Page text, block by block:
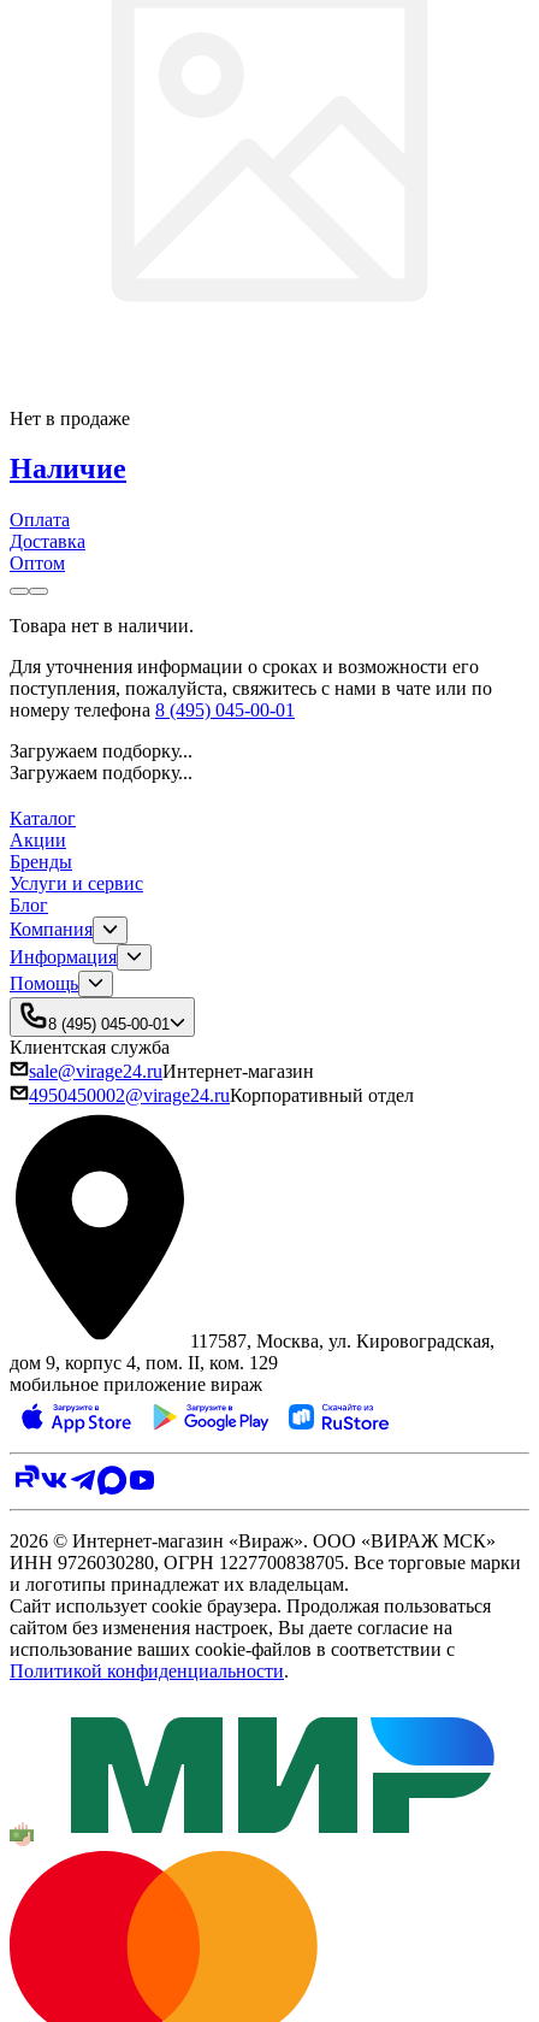
Нет в продаже
Наличие
Оплата
Доставка
Оптом
Товара нет в наличии.
Для уточнения информации о сроках и возможности его
поступления, пожалуйста, свяжитесь с нами в чате или по
номеру телефона 8 (495) 045-00-01
Загружаем подборку...
Загружаем подборку...
Каталог
Акции
Бренды
Услуги и сервис
Блог
Компания
Информация
Помощь
8 (495) 045-00-01
Клиентская служба
sale@virage24.ruИнтернет-магазин
4950450002@virage24.ruКорпоративный отдел
117587, Москва, ул. Кировоградская,
дом 9, корпус 4, пом. II, ком. 129
мобильное приложение вираж
2026 © Интернет-магазин «Вираж». ООО «ВИРАЖ МСК»
ИНН 9726030280, ОГРН 1227700838705. Все торговые марки
и логотипы принадлежат их владельцам.
Сайт использует cookie браузера. Продолжая пользоваться
сайтом без изменения настроек, Вы даете согласие на
использование ваших cookie-файлов в соответствии с
Политикой конфиденциальности.